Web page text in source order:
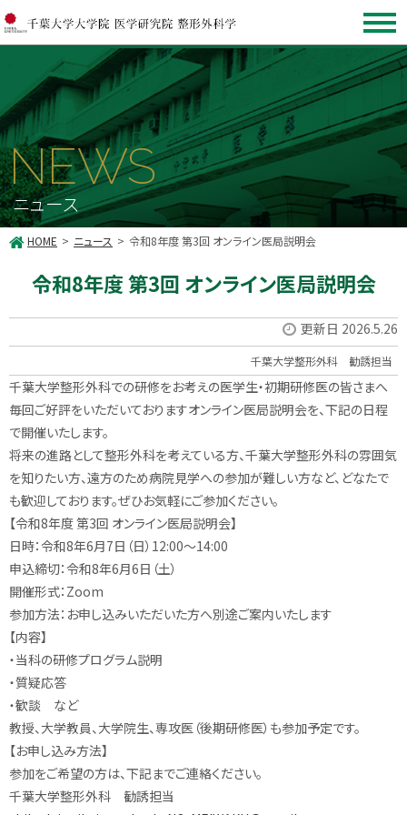
NEWS
ニュース
HOME ニュース 令和8年度 第3回 オンライン医局説明会
令和8年度 第3回 オンライン医局説明会
更新日 2026.5.26
千葉大学整形外科 勧誘担当
千葉大学整形外科での研修をお考えの医学生・初期研修医の皆さまへ
毎回ご好評をいただいておりますオンライン医局説明会を、下記の日程
で開催いたします。
将来の進路として整形外科を考えている方、千葉大学整形外科の雰囲気
を知りたい方、遠方のため病院見学への参加が難しい方など、 どなたで
も歓迎しております。ぜひお気軽にご参加ください。
【令和8年度 第3回 オンライン医局説明会】
日時：令和8年6月7日（日）12:00～14:00
申込締切：令和8年6月6日（土）
開催形式：Zoom
参加方法：お申し込みいただいた方へ別途ご案内いたします
【内容】
・当科の研修プログラム説明
・質疑応答
・歓談 など
教授、大学教員、大学院生、専攻医（後期研修医） も参加予定です。
【お申し込み方法】
参加をご希望の方は、下記までご連絡ください。
千葉大学整形外科 勧誘担当